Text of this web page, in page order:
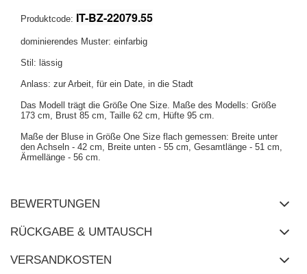
Produktcode: IT-BZ-22079.55
dominierendes Muster: einfarbig
Stil: lässig
Anlass: zur Arbeit, für ein Date, in die Stadt
Das Modell trägt die Größe One Size. Maße des Modells: Größe
173 cm, Brust 85 cm, Taille 62 cm, Hüfte 95 cm.
Maße der Bluse in Größe One Size flach gemessen: Breite unter
den Achseln - 42 cm, Breite unten - 55 cm, Gesamtlänge - 51 cm,
Ärmellänge - 56 cm.
BEWERTUNGEN
RÜCKGABE & UMTAUSCH
VERSANDKOSTEN